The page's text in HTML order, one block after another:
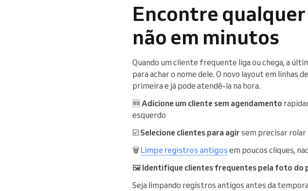
Encontre
não em minutos
Quando um cliente frequente liga ou chega, a
para achar o nome dele. O novo layout em linhas
primeira e já pode atendê-la na hora.
🆕 Adicione um cliente sem agendamento
esquerdo
☑️ Selecione clientes para agirsem precisar
🗑️ Limpe registros antigosem poucos cliques,
🖼️ Identifique clientes frequentes pela foto do
Seja limpando registros antigos antes da